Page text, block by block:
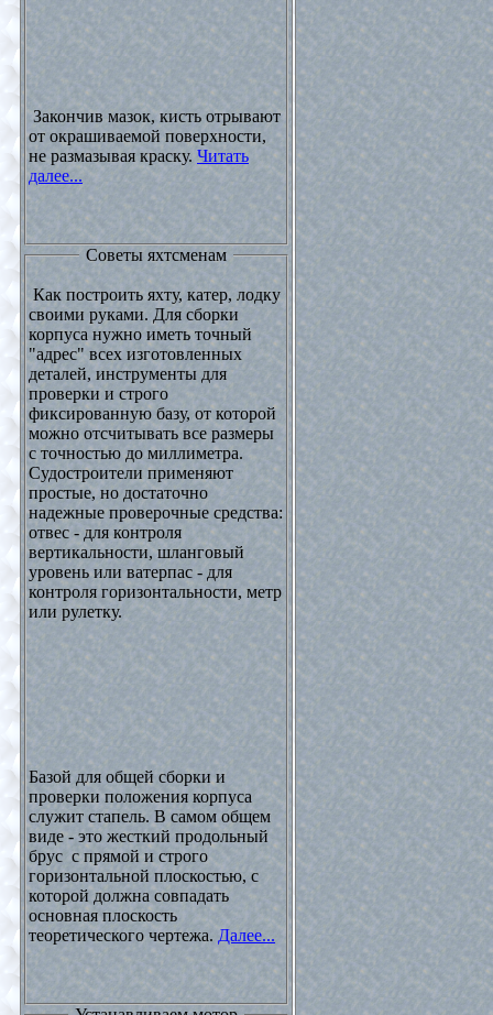
Закончив мазок, кисть отрывают
от окрашиваемой поверхности,
не размазывая краску. Читать
далее...
Советы яхтсменам
Как построить яхту, катер, лодку
своими руками. Для сборки
корпуса нужно иметь точный
"адрес" всех изготовленных
деталей, инструменты для
проверки и строго
фиксированную базу, от которой
можно отсчитывать все размеры
с точностью до миллиметра.
Судостроители применяют
простые, но достаточно
надежные проверочные средства:
отвес - для контроля
вертикальности, шланговый
уровень или ватерпас - для
контроля горизонтальности, метр
или рулетку.
Базой для общей сборки и
проверки положения корпуса
служит стапель. В самом общем
виде - это жесткий продольный
брус с прямой и строго
горизонтальной плоскостью, с
которой должна совпадать
основная плоскость
теоретического чертежа. Далее...